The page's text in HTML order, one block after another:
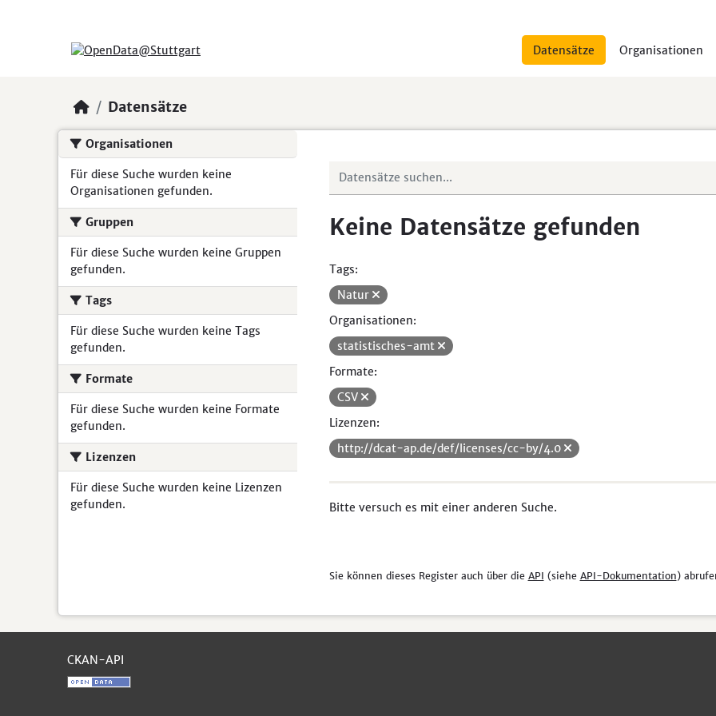
Datensätze Organisationen
Datensätze
Organisationen
Für diese Suche wurden keine
Organisationen gefunden.
Gruppen
Für diese Suche wurden keine Gruppen
gefunden.
Tags
Für diese Suche wurden keine Tags
gefunden.
Formate
Für diese Suche wurden keine Formate
gefunden.
Lizenzen
Für diese Suche wurden keine Lizenzen
gefunden.
Keine Datensätze gefunden
Tags:
Natur
Organisationen:
statistisches-amt
Formate:
CSV
Lizenzen:
http://dcat-ap.de/def/licenses/cc-by/4.0
Bitte versuch es mit einer anderen Suche.
Sie können dieses Register auch über die API (siehe API-Dokumentation)
CKAN-API